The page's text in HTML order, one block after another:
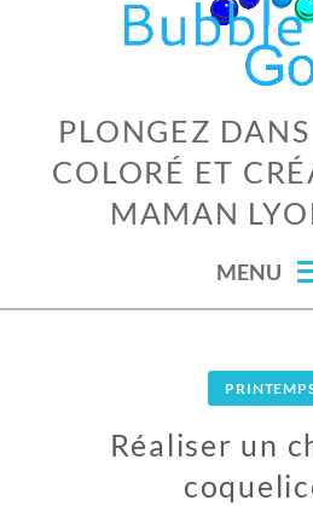
PLONGEZ
COLORÉ ET
MAMAN
MENU
Réaliser un